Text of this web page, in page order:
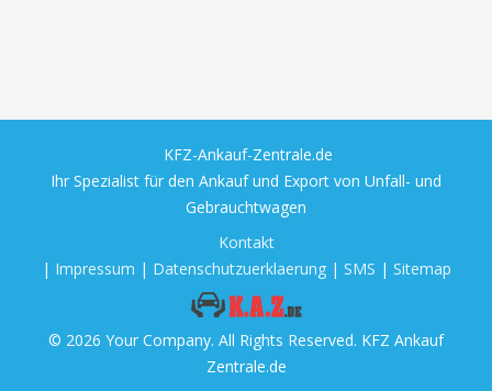
KFZ-Ankauf-Zentrale.de
Ihr Spezialist für den Ankauf und Export von Unfall- und
Gebrauchtwagen
Kontakt
| Impressum | Datenschutzuerklaerung| SMS | Sitemap
© 2026 Your Company. All Rights Reserved. KFZ Ankauf
Zentrale.de